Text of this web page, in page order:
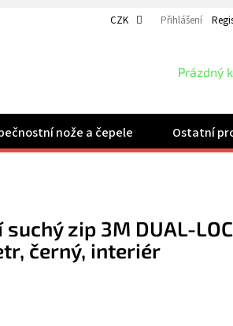
CZK Přihlášení
NÁKUPNÍ
Prázdný
nože a čepele Ostatní
zip 3M DUAL-
černý, interiér